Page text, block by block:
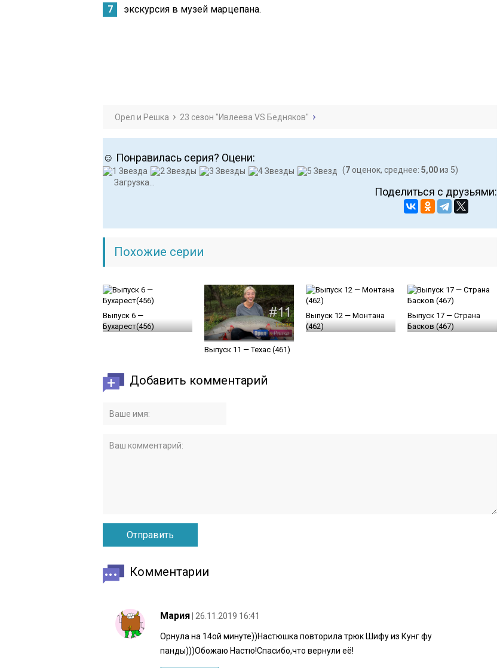
экскурсия в музей марцепана.
Орел и Решка 23 сезон "Ивлеева VS Бедняков"
☺ Понравилась серия? Оцени:
(7 оценок, среднее: 5,00из 5)
Загрузка...
Поделиться с друзьями:
Похожие серии
Выпуск 6 —
Бухарест(456)
Выпуск 11 — Техас (461)
Выпуск 12 — Монтана
(462)
Выпуск 17 — Страна
Басков (467)
Добавить комментарий
Комментарии
Мария | 26.11.2019 16:41
Орнула на 14ой минуте))Настюшка повторила трюк Шифу из Кунг фу
панды)))Обожаю Настю!Спасибо,что вернули её!